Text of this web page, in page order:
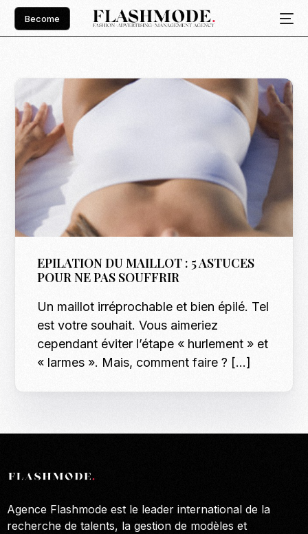
Become
EPILATION DU MAILLOT : 5 ASTUCES
POUR NE PAS SOUFFRIR
Un maillot irréprochable et bien épilé. Tel
est votre souhait. Vous aimeriez
cependant éviter l’étape « hurlement » et
« larmes ». Mais, comment faire ? […]
Agence Flashmode est le leader international de la
recherche de talents, la gestion de modèles et